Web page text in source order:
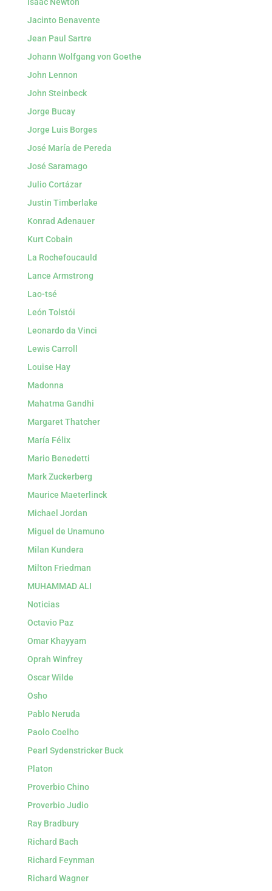
Jacinto Benavente
Jean Paul Sartre
Johann Wolfgang von Goethe
John Lennon
John Steinbeck
Jorge Bucay
Jorge Luis Borges
José María de Pereda
José Saramago
Julio Cortázar
Justin Timberlake
Konrad Adenauer
Kurt Cobain
La Rochefoucauld
Lance Armstrong
Lao-tsé
León Tolstói
Leonardo da Vinci
Lewis Carroll
Louise Hay
Madonna
Mahatma Gandhi
Margaret Thatcher
María Félix
Mario Benedetti
Mark Zuckerberg
Maurice Maeterlinck
Michael Jordan
Miguel de Unamuno
Milan Kundera
Milton Friedman
MUHAMMAD ALI
Noticias
Octavio Paz
Omar Khayyam
Oprah Winfrey
Oscar Wilde
Osho
Pablo Neruda
Paolo Coelho
Pearl Sydenstricker Buck
Platon
Proverbio Chino
Proverbio Judio
Ray Bradbury
Richard Bach
Richard Feynman
Richard Wagner